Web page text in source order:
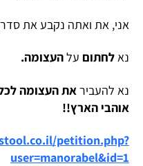
אני, את ואתה נקבע את סדר
נאלחתום עלהעצומה.
נא להעביר את העצומה
אוהבי הארץ!!
petition.php?
user=manorabel&id=1